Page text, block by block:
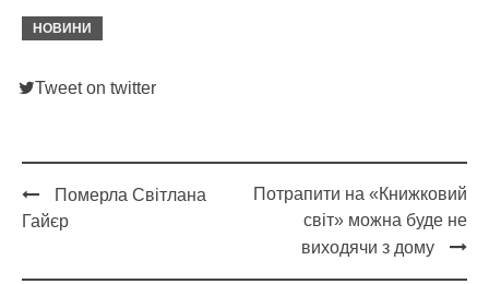
НОВИНИ
Tweet on twitter
Post
Померла Світлана
Гайєр
Потрапити на «Книжковий
світ» можна буде не
виходячи з дому